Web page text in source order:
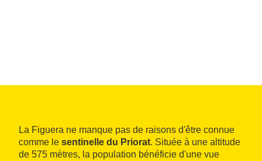
La Figuera ne manque pas de raisons d'être connue
comme le sentinelle du Priorat. Située à une altitude
de 575 mètres, la population bénéficie d'une vue